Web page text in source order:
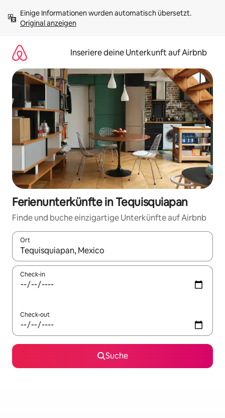
Inhalten
springenOriginal anzeigen
Inseriere deine Unterkunft auf Airbnb
Ferienunterkünfte in Tequisquiapan
Finde und buche einzigartige Unterkünfte auf Airbnb
Ort
Wenn Ergebnisse verfügbar sind, navigiere mit den
Check-in
Check-out
Suche